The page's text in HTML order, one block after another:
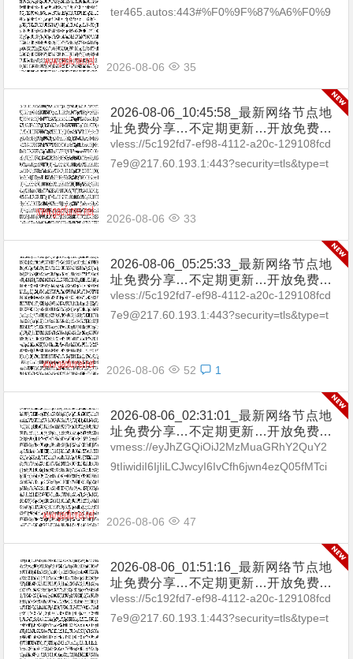
坡|台湾|马来西亚|…
ter465.autos:443#%F0%9F%87%A6%F0%9
2026-08-06 35
2026-08-06_10:45:58_最新网络节点地
址免费分享…不定期更新…开放免费分
享（网络免费节点香港|日本|韩国|新加
坡|台湾|马来西亚|…
vless://5c192fd7-ef98-4112-a20c-129108fcd
7e9@217.60.193.1:443?security=tls&type=t
2026-08-06 33
2026-08-06_05:25:33_最新网络节点地
址免费分享…不定期更新…开放免费分
享（网络免费节点香港|日本|韩国|新加
坡|台湾|马来西亚|…
vless://5c192fd7-ef98-4112-a20c-129108fcd
7e9@217.60.193.1:443?security=tls&type=t
2026-08-06 52 1
2026-08-06_02:31:01_最新网络节点地
址免费分享…不定期更新…开放免费分
享（网络免费节点香港|日本|韩国|新加
坡|台湾|马来西亚|…
vmess://eyJhZGQiOiJ2MzMuaGRhY2QuY2
9tIiwidiI6IjIiLCJwcyI6IvCfh6jwn4ezQ05fMTci
2026-08-06 47
2026-08-06_01:51:16_最新网络节点地
址免费分享…不定期更新…开放免费分
享（网络免费节点香港|日本|韩国|新加
坡|台湾|马来西亚|…
vless://5c192fd7-ef98-4112-a20c-129108fcd
7e9@217.60.193.1:443?security=tls&type=t